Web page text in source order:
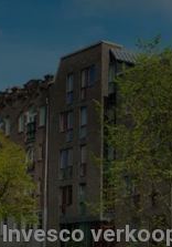
Invesco